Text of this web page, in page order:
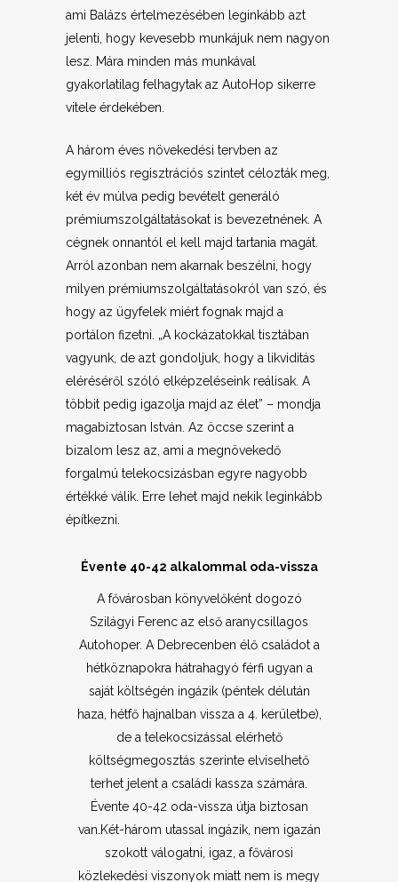
ami Balázs értelmezésében leginkább azt
jelenti, hogy kevesebb munkájuk nem nagyon
lesz. Mára minden más munkával
gyakorlatilag felhagytak az AutoHop sikerre
vitele érdekében.
A három éves növekedési tervben az
egymilliós regisztrációs szintet célozták meg,
két év múlva pedig bevételt generáló
prémiumszolgáltatásokat is bevezetnének. A
cégnek onnantól el kell majd tartania magát.
Arról azonban nem akarnak beszélni, hogy
milyen prémiumszolgáltatásokról van szó, és
hogy az ügyfelek miért fognak majd a
portálon fizetni. „A kockázatokkal tisztában
vagyunk, de azt gondoljuk, hogy a likviditás
eléréséről szóló elképzeléseink reálisak. A
többit pedig igazolja majd az élet” – mondja
magabiztosan István. Az öccse szerint a
bizalom lesz az, ami a megnövekedő
forgalmú telekocsizásban egyre nagyobb
értékké válik. Erre lehet majd nekik leginkább
építkezni.
Évente 40-42 alkalommal oda-vissza
A fővárosban könyvelőként dogozó
Szilágyi Ferenc az első aranycsillagos
Autohoper. A Debrecenben élő családot a
hétköznapokra hátrahagyó férfi ugyan a
saját költségén ingázik (péntek délután
haza, hétfő hajnalban vissza a 4. kerületbe),
de a telekocsizással elérhető
költségmegosztás szerinte elviselhető
terhet jelent a családi kassza számára.
Évente 40-42 oda-vissza útja biztosan
van.Két-három utassal ingázik, nem igazán
szokott válogatni, igaz, a fővárosi
közlekedési viszonyok miatt nem is megy